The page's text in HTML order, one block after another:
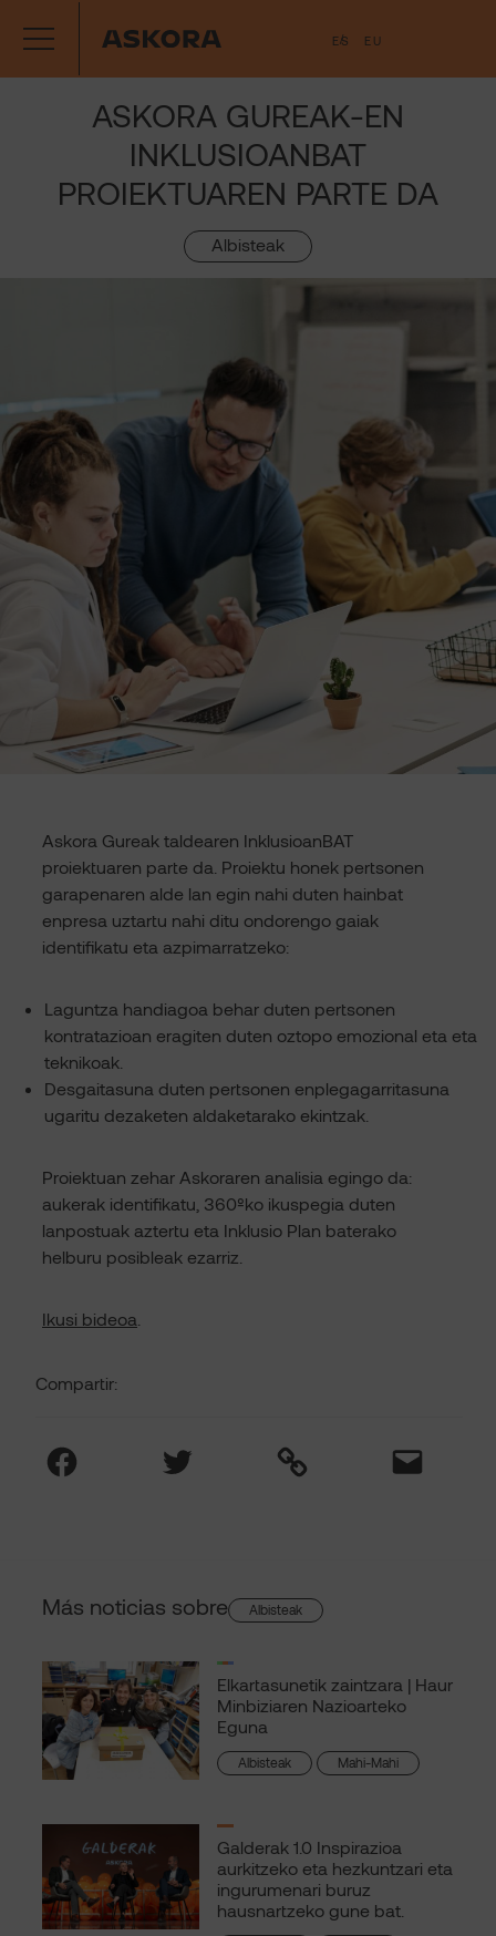
edukira
ES EU
ASKORA GUREAK-EN
INKLUSIOANBAT
PROIEKTUAREN PARTE DA
Albisteak
Compartir:
Facebook Twitter Link Mail
Askora Gureak taldearen InklusioanBAT
proiektuaren parte da. Proiektu honek pertsonen
garapenaren alde lan egin nahi duten hainbat
enpresa uztartu nahi ditu ondorengo gaiak
identifikatu eta azpimarratzeko:
Laguntza handiagoa behar duten pertsonen
kontratazioan eragiten duten oztopo emozional eta eta
teknikoak.
Desgaitasuna duten pertsonen enplegagarritasuna
ugaritu dezaketen aldaketarako ekintzak.
Proiektuan zehar Askoraren analisia egingo da:
aukerak identifikatu, 360ºko ikuspegia duten
lanpostuak aztertu eta Inklusio Plan baterako
helburu posibleak ezarriz.
Ikusi bideoa
Más noticias sobre Albisteak
Elkartasunetik zaintzara | Haur
Minbiziaren Nazioarteko
Eguna
Albisteak Mahi-Mahi
Galderak 1.0 Inspirazioa
aurkitzeko eta hezkuntzari eta
ingurumenari buruz
hausnartzeko gune bat.